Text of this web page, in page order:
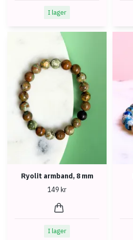
I lager
Ryolit armband, 8 mm
149 kr
I lager